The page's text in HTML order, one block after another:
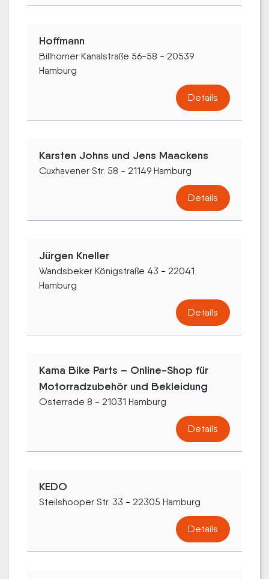
Hoffmann
Billhorner Kanalstraße 56-58 - 20539
Hamburg
Details
Karsten Johns und Jens Maackens
Cuxhavener Str. 58 - 21149 Hamburg
Details
Jürgen Kneller
Wandsbeker Königstraße 43 - 22041
Hamburg
Details
Kama Bike Parts – Online-Shop für
Motorradzubehör und Bekleidung
Osterrade 8 - 21031 Hamburg
Details
KEDO
Steilshooper Str. 33 - 22305 Hamburg
Details